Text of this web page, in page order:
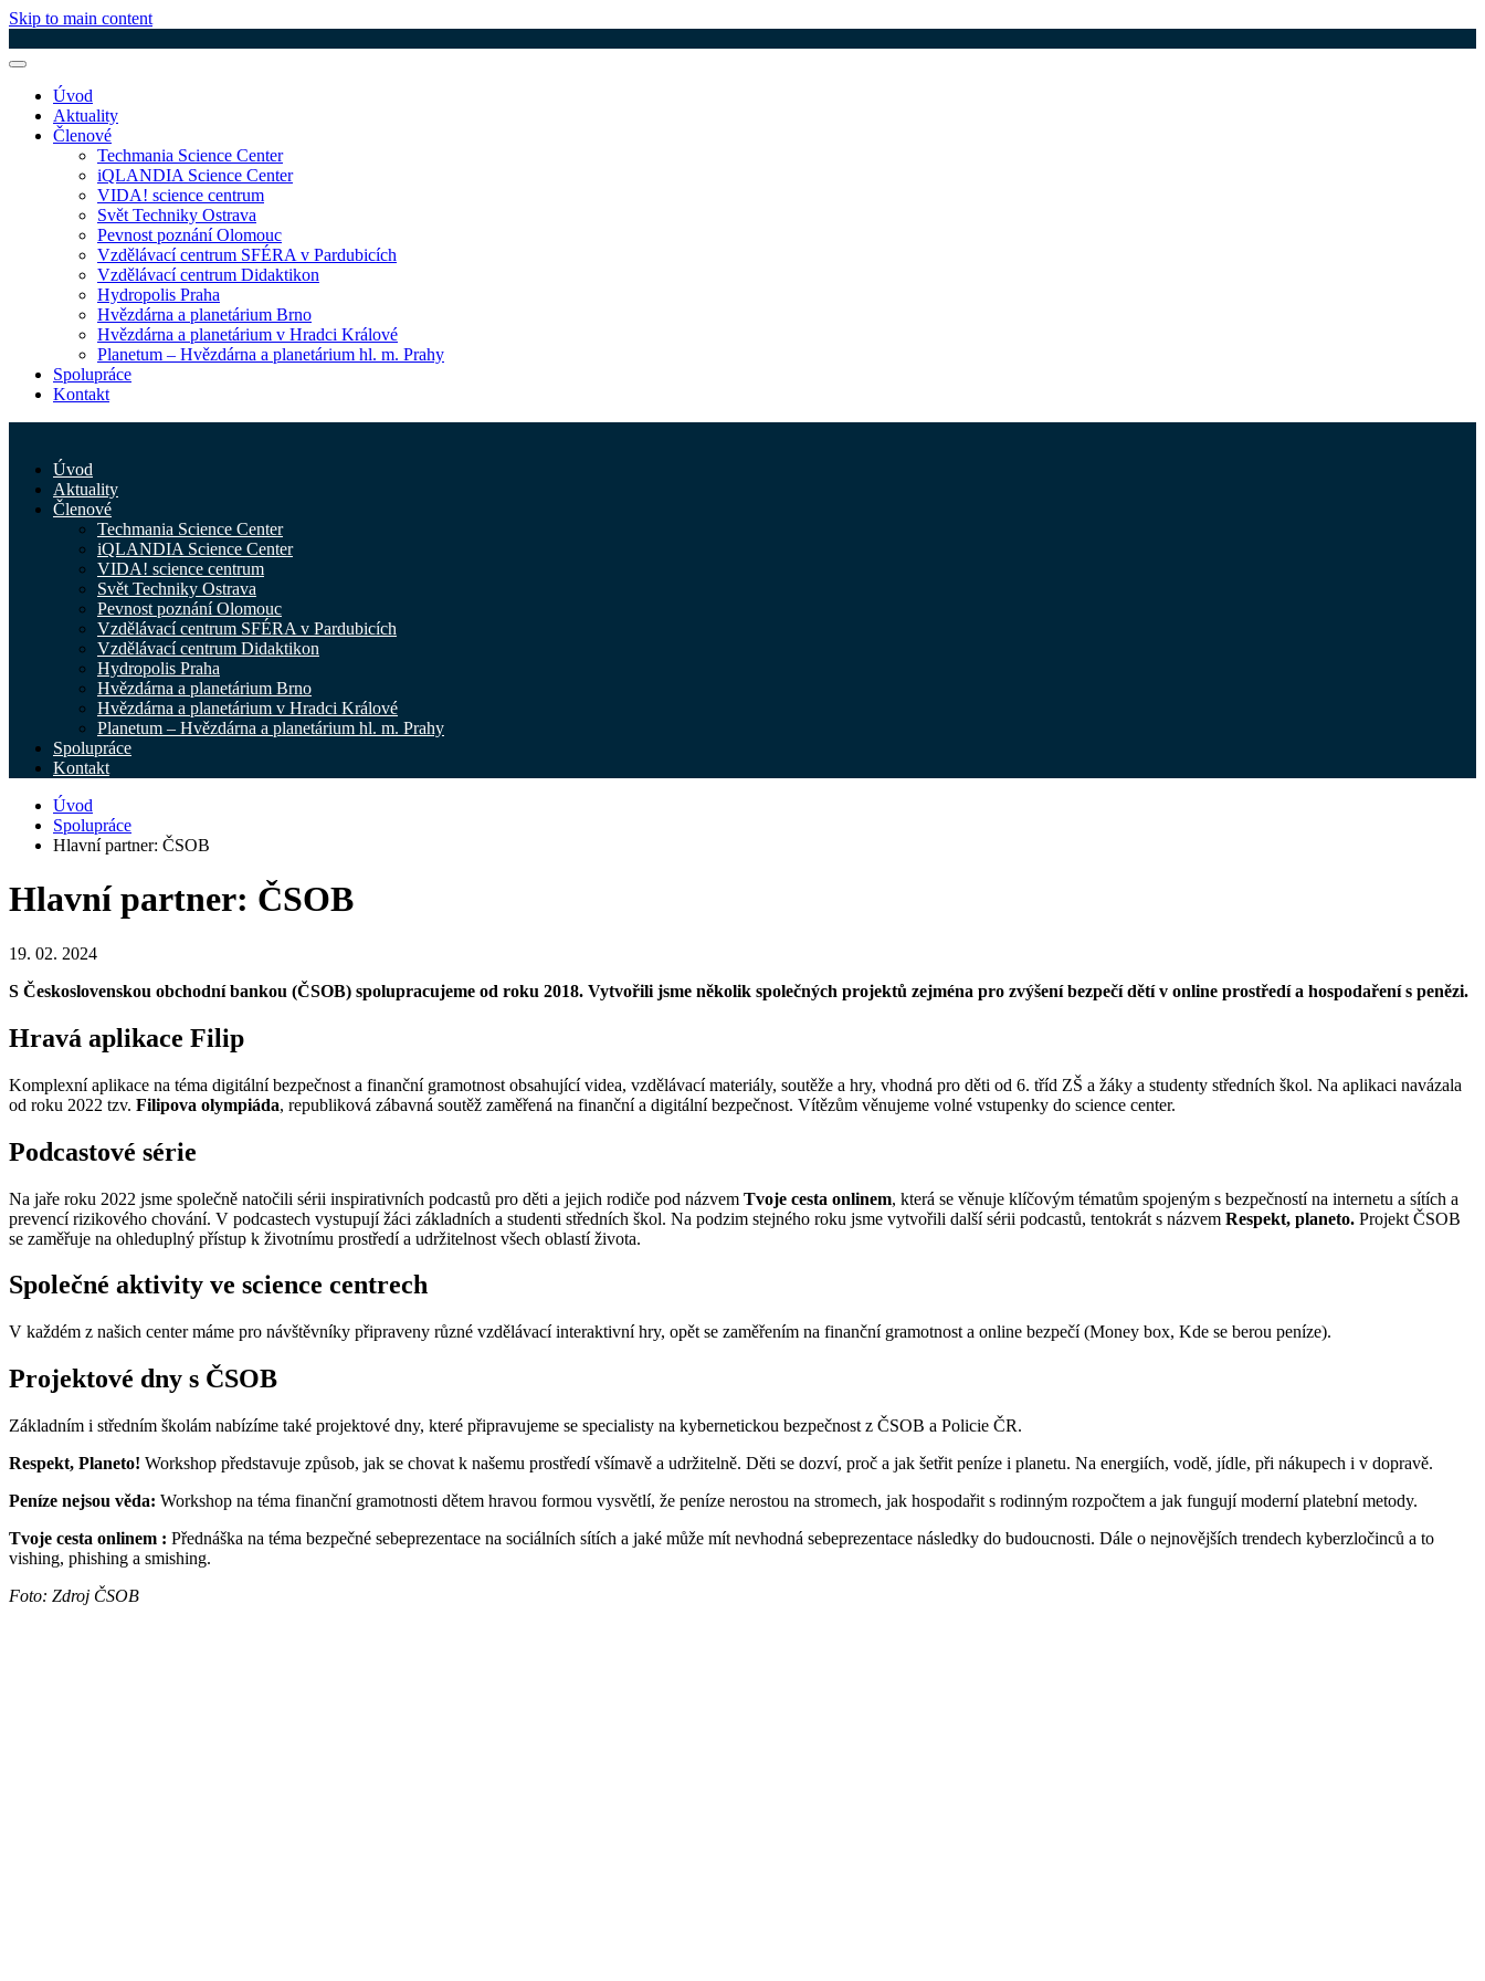
Skip to main content
Úvod
Aktuality
Členové
Techmania Science Center
iQLANDIA Science Center
VIDA! science centrum
Svět Techniky Ostrava
Pevnost poznání Olomouc
Vzdělávací centrum SFÉRA v Pardubicích
Vzdělávací centrum Didaktikon
Hydropolis Praha
Hvězdárna a planetárium Brno
Hvězdárna a planetárium v Hradci Králové
Planetum – Hvězdárna a planetárium hl. m. Prahy
Spolupráce
Kontakt
Úvod
Aktuality
Členové
Techmania Science Center
iQLANDIA Science Center
VIDA! science centrum
Svět Techniky Ostrava
Pevnost poznání Olomouc
Vzdělávací centrum SFÉRA v Pardubicích
Vzdělávací centrum Didaktikon
Hydropolis Praha
Hvězdárna a planetárium Brno
Hvězdárna a planetárium v Hradci Králové
Planetum – Hvězdárna a planetárium hl. m. Prahy
Spolupráce
Kontakt
Úvod
Spolupráce
Hlavní partner: ČSOB
Hlavní partner: ČSOB
19. 02. 2024
S Československou obchodní bankou (ČSOB) spolupracujeme od roku 2018. Vytvořili jsme několik společných projektů zejména pro zvýšení bezpečí dětí v online prostředí a hospodaření s penězi.
Hravá aplikace Filip
Komplexní aplikace na téma digitální bezpečnost a finanční gramotnost obsahující videa, vzdělávací materiály, soutěže a hry, vhodná pro děti od 6. tříd ZŠ a žáky a studenty středních škol. Na aplikaci navázala
od roku 2022 tzv. Filipova olympiáda, republiková zábavná soutěž zaměřená na finanční a digitální bezpečnost. Vítězům věnujeme volné vstupenky do science center.
Podcastové série
Na jaře roku 2022 jsme společně natočili sérii inspirativních podcastů pro děti a jejich rodiče pod názvem Tvoje cesta onlinem, která se věnuje klíčovým tématům spojeným s bezpečností na internetu a sítích a
prevencí rizikového chování. V podcastech vystupují žáci základních a studenti středních škol. Na podzim stejného roku jsme vytvořili další sérii podcastů, tentokrát s názvem Respekt, planeto. Projekt ČSOB
se zaměřuje na ohleduplný přístup k životnímu prostředí a udržitelnost všech oblastí života.
Společné aktivity ve science centrech
V každém z našich center máme pro návštěvníky připraveny různé vzdělávací interaktivní hry, opět se zaměřením na finanční gramotnost a online bezpečí (Money box, Kde se berou peníze).
Projektové dny s ČSOB
Základním i středním školám nabízíme také projektové dny, které připravujeme se specialisty na kybernetickou bezpečnost z ČSOB a Policie ČR.
Respekt, Planeto! Workshop představuje způsob, jak se chovat k našemu prostředí všímavě a udržitelně. Děti se dozví, proč a jak šetřit peníze i planetu. Na energiích, vodě, jídle, při nákupech i v dopravě.
Peníze nejsou věda: Workshop na téma finanční gramotnosti dětem hravou formou vysvětlí, že peníze nerostou na stromech, jak hospodařit s rodinným rozpočtem a jak fungují moderní platební metody.
Tvoje cesta onlinem : Přednáška na téma bezpečné sebeprezentace na sociálních sítích a jaké může mít nevhodná sebeprezentace následky do budoucnosti. Dále o nejnovějších trendech kyberzločinců a to
vishing, phishing a smishing.
Foto: Zdroj ČSOB